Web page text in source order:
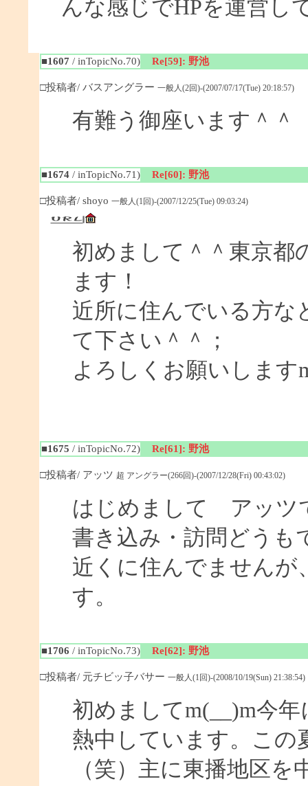
んな感じでHPを運営し
■1607 / inTopicNo.70) Re[59]: 野池
□投稿者/ バスアングラー 一般人(2回)-(2007/07/17(Tue) 20:18:57)
有難う御座います＾＾
■1674/ inTopicNo.71) Re[60]: 野池
□投稿者/ shoyo 一般人(1回)-(2007/12/25(Tue) 09:03:24)
初めまして＾＾東京都
ます！
近所に住んでいる方な
て下さい＾＾；
よろしくお願いします
■1675 / inTopicNo.72) Re[61]: 野池
□投稿者/ アッツ 超 アングラー(266回)-(2007/12/28(Fri) 00:43:02)
はじめまして アッツ
書き込み・訪問どうも
近くに住んでませんが
す。
■1706 / inTopicNo.73) Re[62]: 野池
□投稿者/ 元チビッ子バサー 一般人(1回)-(2008/10/19(Sun) 21:38:54)
初めましてm(__)m今
熱中しています。この
（笑）主に東播地区